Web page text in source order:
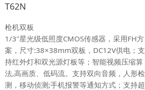
T62N
枪机双板
1/3"星光级低照度CMOS传感器，采用FH方
案，尺寸:38×38mm双板，DC12V供电；支
持红外灯和双光源灯板等；智能视频压缩算
法,高画质、低码流。支持双向音频，人形检
测，移动侦测;手机报警等通知方式；支持超